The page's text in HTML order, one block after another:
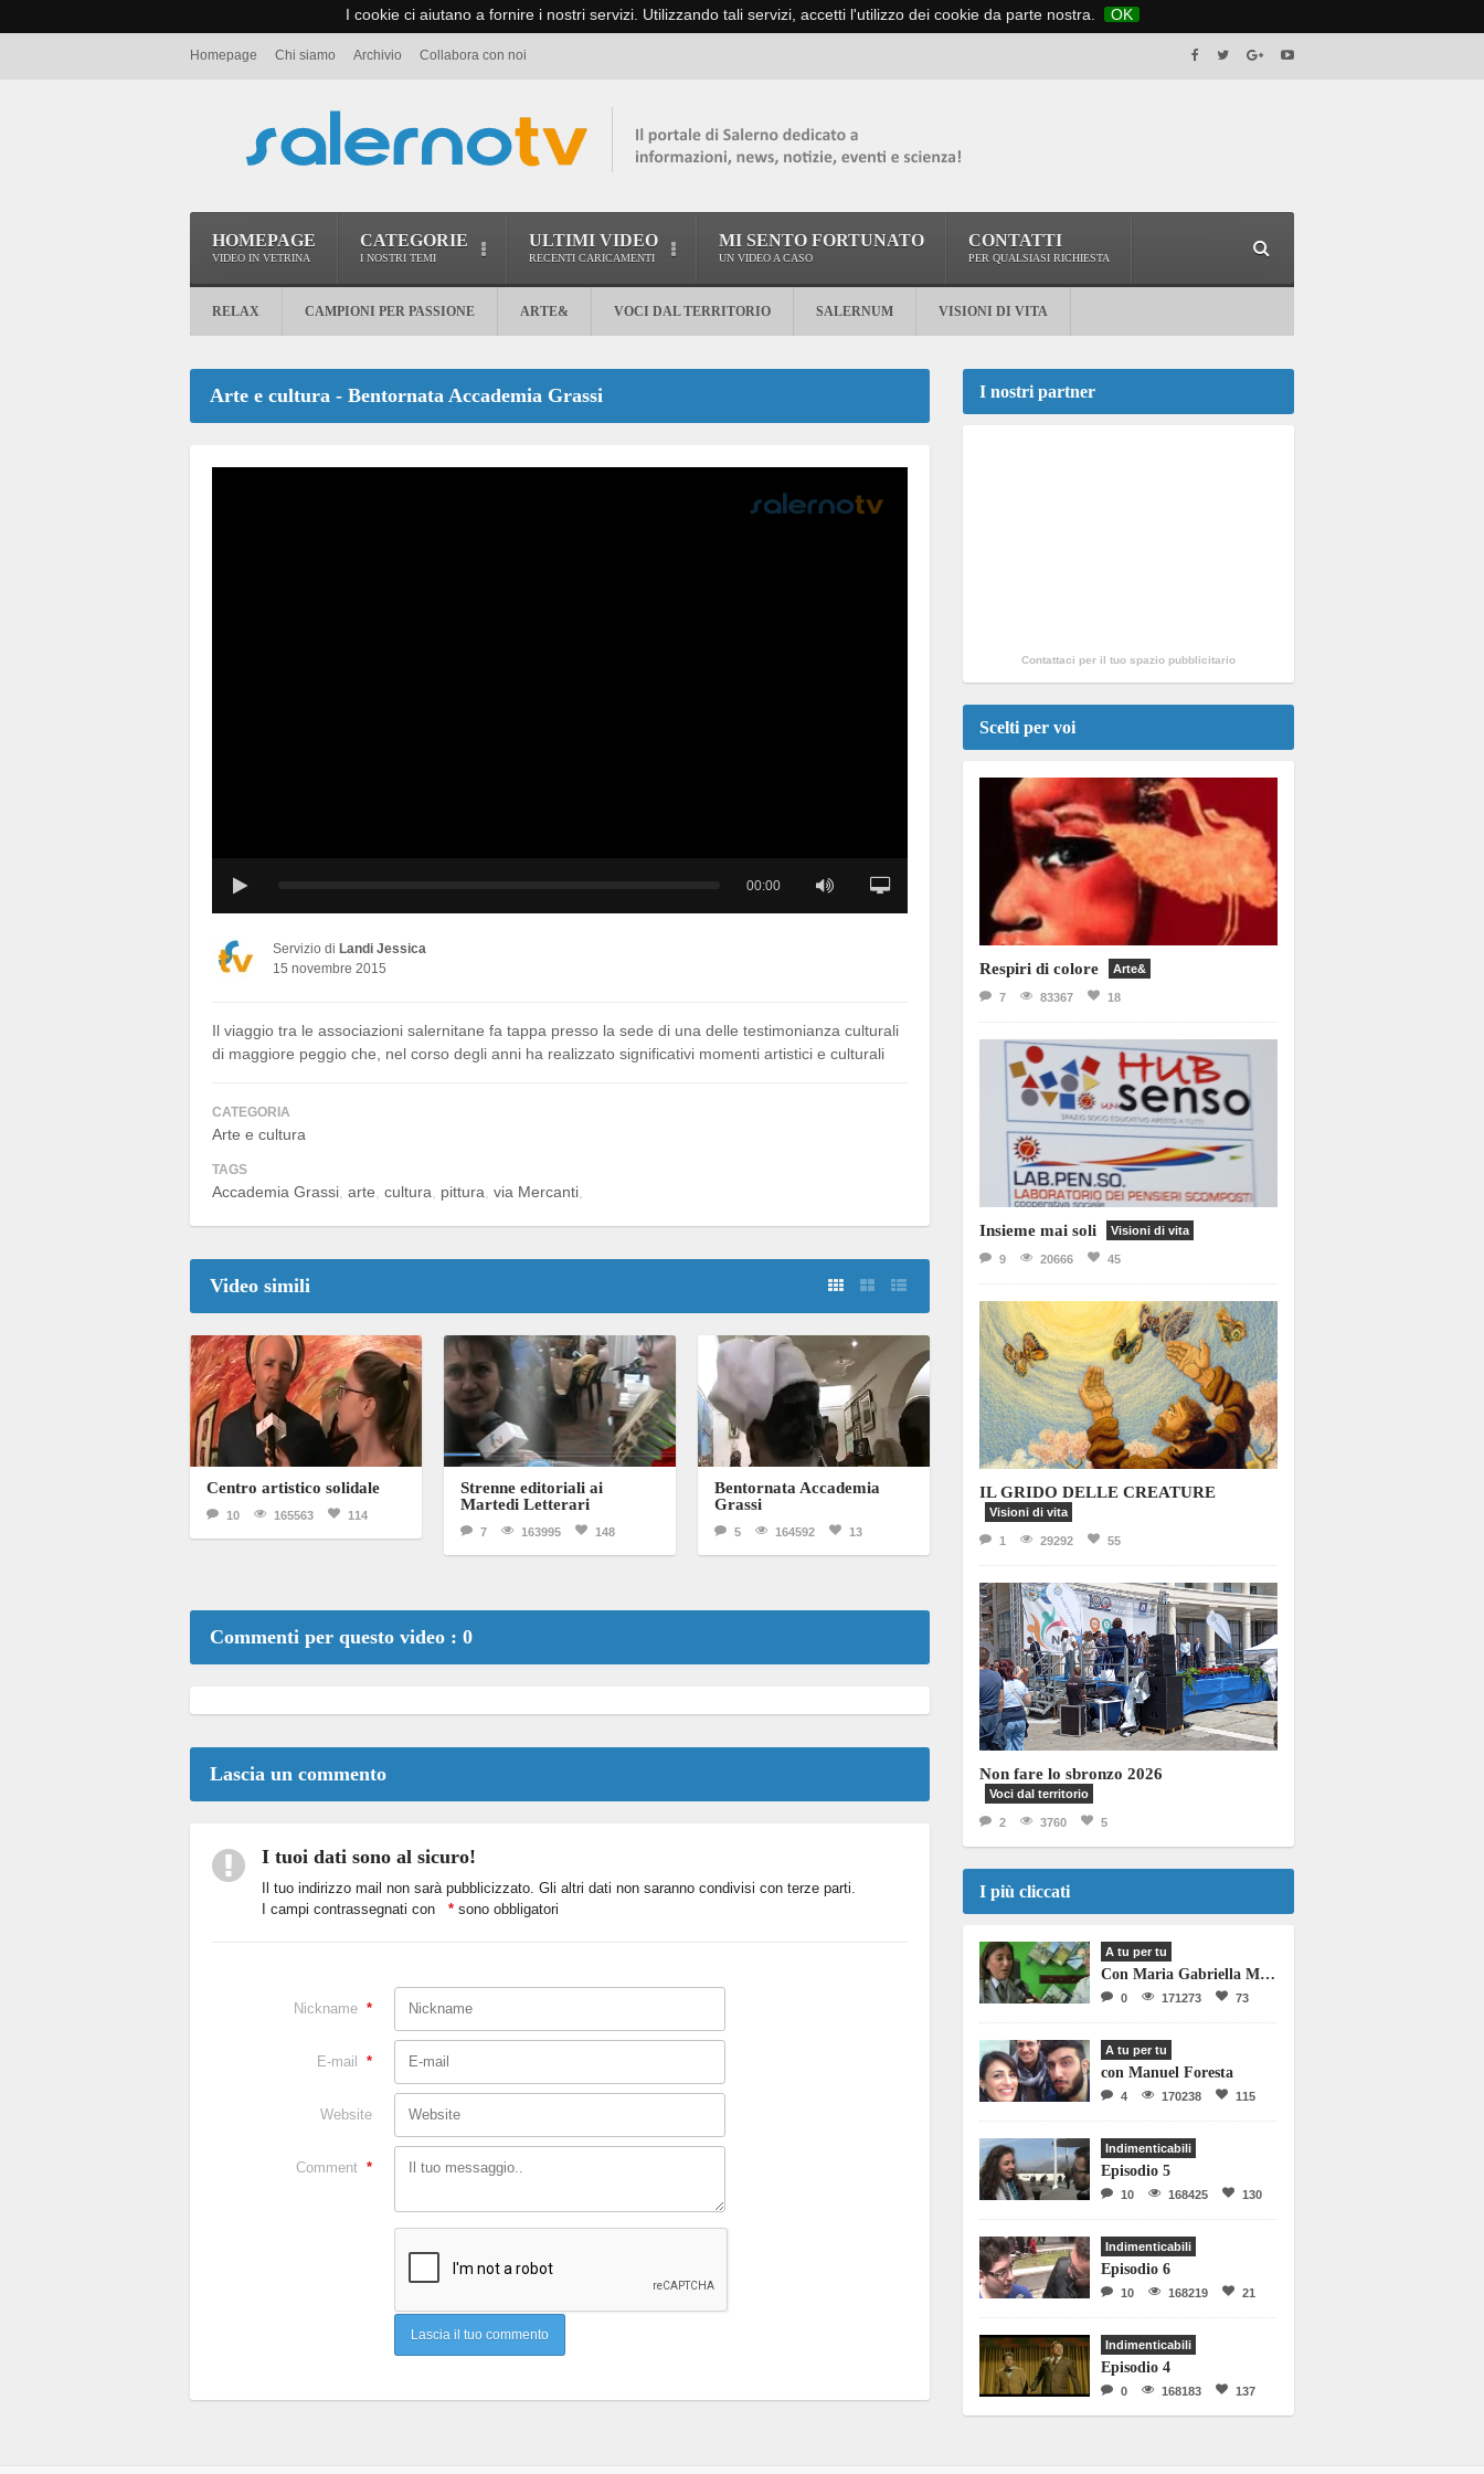
I cookie ci aiutano a fornire i nostri servizi. Utilizzando tali servizi, accetti l'utilizzo dei cookie da parte nostra. OK
Homepage Chi siamo Archivio Collabora con noi
HOMEPAGE
VIDEO IN VETRINA
CATEGORIE
I NOSTRI TEMI
ULTIMI VIDEO
RECENTI CARICAMENTI
MI SENTO FORTUNATO
UN VIDEO A CASO
CONTATTI
PER QUALSIASI RICHIESTA
RELAX CAMPIONI PER PASSIONE ARTE& VOCI DAL TERRITORIO SALERNUM VISIONI DI VITA
Arte e cultura - Bentornata Accademia Grassi
00:00
Servizio di Landi Jessica
15 novembre 2015
Il viaggio tra le associazioni salernitane fa tappa presso la sede di una delle testimonianza culturali
di maggiore peggio che, nel corso degli anni ha realizzato significativi momenti artistici e culturali
CATEGORIA
Arte e cultura
TAGS
Accademia Grassi arte cultura pittura via Mercanti
Video simili
Centro artistico solidale
10 165563 114
Strenne editoriali ai
Martedi Letterari
7 163995 148
Bentornata Accademia
Grassi
5 164592 13
Commenti per questo video : 0
Lascia un commento
I tuoi dati sono al sicuro!
Il tuo indirizzo mail non sarà pubblicizzato. Gli altri dati non saranno condivisi con terze parti.
I campi contrassegnati con
* sono obbligatori
Nickname *
E-mail *
Website
Comment *
I nostri partner
Contattaci per il tuo spazio pubblicitario
Scelti per voi
Respiri di colore Arte&
7 83367 18
Insieme mai soli Visioni di vita
9 20666 45
IL GRIDO DELLE CREATURE
Visioni di vita
1 29292 55
Non fare lo sbronzo 2026
Voci dal territorio
2 3760 5
I più cliccati
A tu per tu
Con Maria Gabriella Martino
0 171273 73
A tu per tu
con Manuel Foresta
4 170238 115
Indimenticabili
Episodio 5
10 168425 130
Indimenticabili
Episodio 6
10 168219 21
Indimenticabili
Episodio 4
0 168183 137